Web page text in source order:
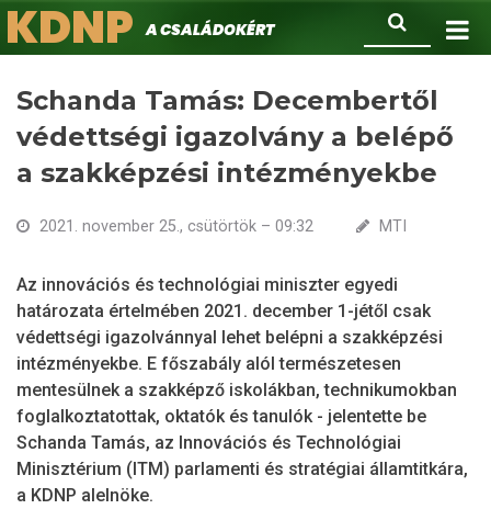
Ugrás
a
Keresés
KDNPA családokért.
Schanda Tamás: Decembertől
védettségi igazolvány a belépő
a szakképzési intézményekbe
2021. november 25., csütörtök – 09:32 MTI
Az innovációs és technológiai miniszter egyedi
határozata értelmében 2021. december 1-jétől csak
védettségi igazolvánnyal lehet belépni a szakképzési
intézményekbe. E főszabály alól természetesen
mentesülnek a szakképző iskolákban, technikumokban
foglalkoztatottak, oktatók és tanulók - jelentette be
Schanda Tamás, az Innovációs és Technológiai
Minisztérium (ITM) parlamenti és stratégiai államtitkára,
a KDNP alelnöke.